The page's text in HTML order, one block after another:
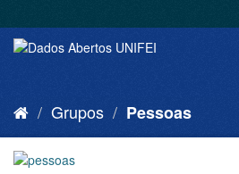
Grupos Pessoas